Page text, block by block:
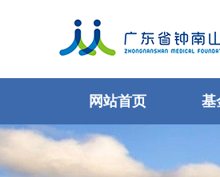
网站首页 基